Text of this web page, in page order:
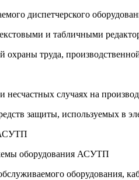
диспетчерского
и табличными
труда,
случаях на
защиты, используемых в
оборудования АСУТП
оборудования,